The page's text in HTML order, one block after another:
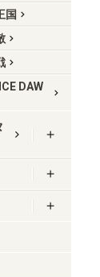
国
DAW